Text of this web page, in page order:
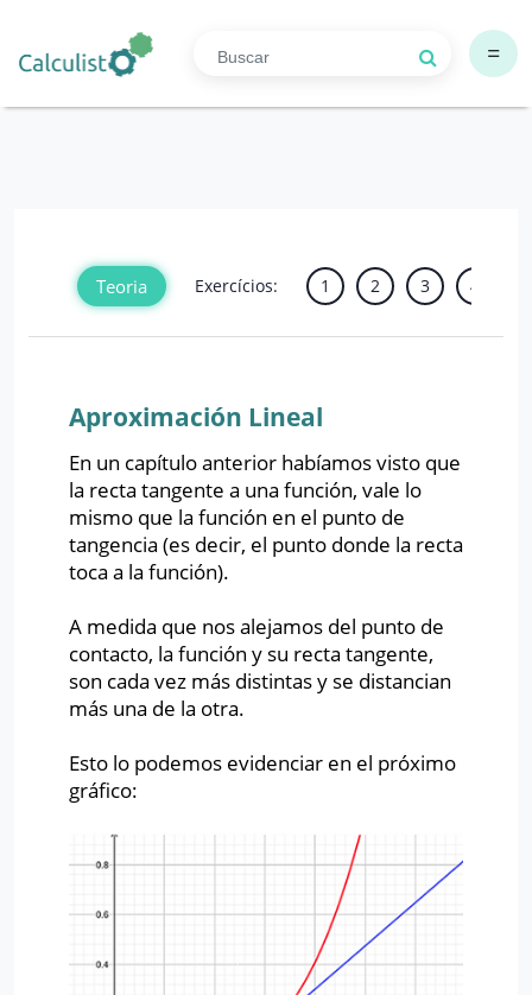
=
Teoria Exercícios: 1 2 3 4
Aproximación Lineal
En un capítulo anterior habíamos visto que
la recta tangente a una función, vale lo
mismo que la función en el punto de
tangencia (es decir, el punto donde la recta
toca a la función).
A medida que nos alejamos del punto de
contacto, la función y su recta tangente,
son cada vez más distintas y se distancian
más una de la otra.
Esto lo podemos evidenciar en el próximo
gráfico: